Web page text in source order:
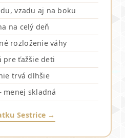
vzadu aj na boku
na celý deň
rozloženie váhy
pre ťažšie deti
trvá dlhšie
menej skladná
Sestrice →